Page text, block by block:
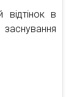
відтінок в